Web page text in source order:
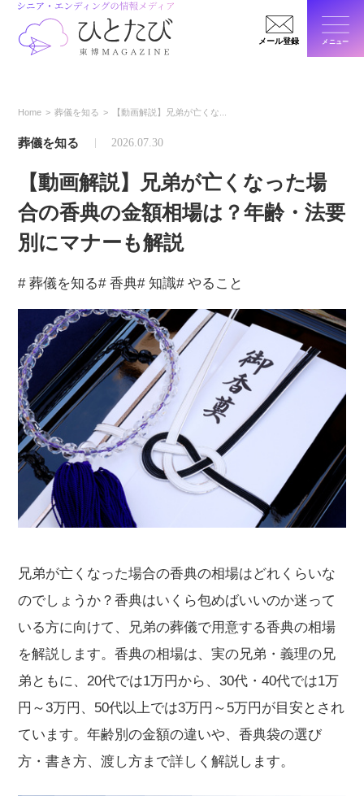
メール登録 メニュー
Home 葬儀を知る 【動画解説】兄弟が亡くな...
葬儀を知る 2026.07.30
【動画解説】兄弟が亡くなった場
合の香典の金額相場は？年齢・法要
別にマナーも解説
# 葬儀を知る# 香典# 知識# やること
兄弟が亡くなった場合の香典の相場はどれくらいな
のでしょうか？香典はいくら包めばいいのか迷って
いる方に向けて、兄弟の葬儀で用意する香典の相場
を解説します。香典の相場は、実の兄弟・義理の兄
弟ともに、20代では1万円から、30代・40代では1万
円～3万円、50代以上では3万円～5万円が目安とされ
ています。年齢別の金額の違いや、香典袋の選び
方・書き方、渡し方まで詳しく解説します。